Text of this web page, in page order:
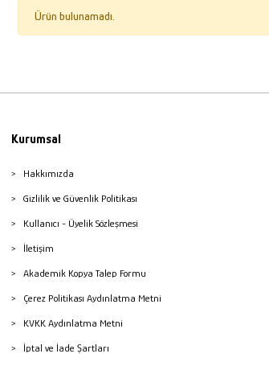
Ürün bulunamadı.
Kurumsal
Hakkımızda
Gizlilik ve Güvenlik Politikası
Kullanıcı - Üyelik Sözleşmesi
İletişim
Akademik Kopya Talep Formu
Çerez Politikası Aydınlatma Metni
KVKK Aydınlatma Metni
İptal ve İade Şartları